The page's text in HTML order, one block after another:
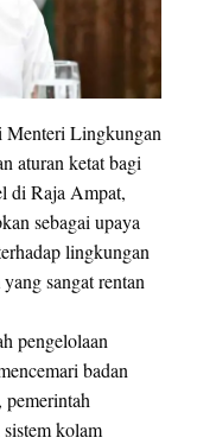
Menteri Lingkungan
aturan ketat bagi
di Raja Ampat,
sebagai upaya
lingkungan
sangat rentan
pengelolaan
badan
pemerintah
kolam